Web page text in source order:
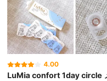
4.00
LuMia confort 1day circle